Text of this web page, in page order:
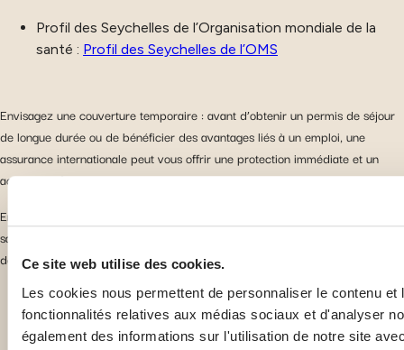
Ce site web utilise des cookies.
Les cookies nous permettent de personnaliser le contenu
fonctionnalités relatives aux médias sociaux et d'analyser
également des informations sur l'utilisation de notre site
Profil des Seychelles de l’Organisation mondiale de la
santé : Profil des Seychelles de l’OMS
Envisagez une couverture temporaire : avant d’obtenir un permis de séjour
de longue durée ou de bénéficier des avantages liés à un emploi, une
assurance internationale peut vous offrir une protection immédiate et un
accès plus facile aux soins.
En planifiant à l’avance et en choisissant la bonne solution d’assurance
santé, vous pourrez profiter de votre nouvelle vie aux Seychelles avec plus
de sécurité et de tranquillité d’esprit.
Autres guides pour Seychelles